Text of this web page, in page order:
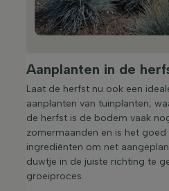
Aanplanten in de
Laat de herfst nu ook een
aanplanten van tuinplanten,
de herfst is de bodem vaak
zomermaanden en is het
ingrediënten om net
duwtje in de juiste richting te
groeiproces.